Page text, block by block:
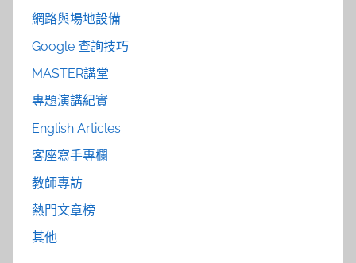
網路與場地設備
Google 查詢技巧
MASTER講堂
專題演講紀實
English Articles
客座寫手專欄
教師專訪
熱門文章榜
其他